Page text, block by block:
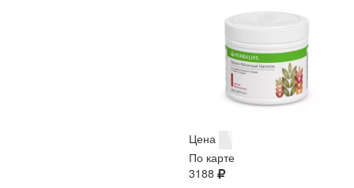
Цена
По карте
3188